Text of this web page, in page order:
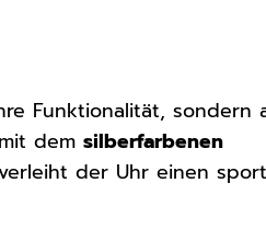
Funktionalität, sondern
demsilberfarbenen
der Uhr einen